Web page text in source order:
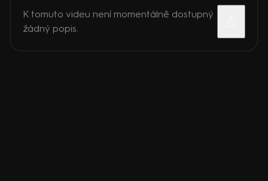
K tomuto videu není momentálně dostupný
žádný popis.